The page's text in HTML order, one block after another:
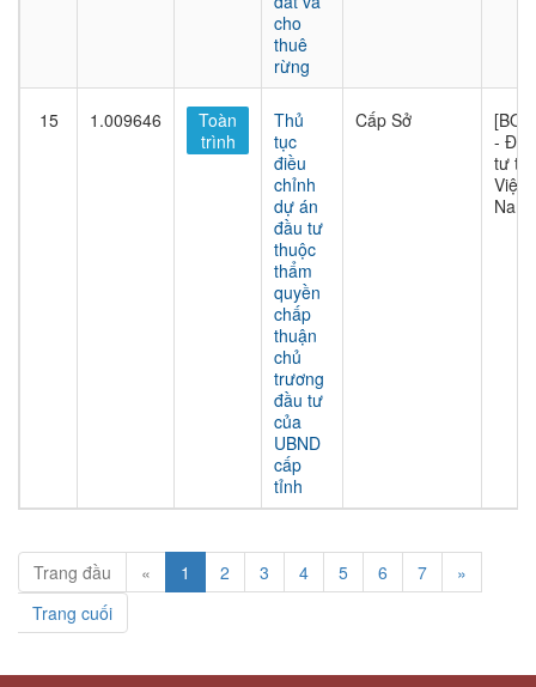
cho
thuê
rừng
15 1.009646
Toàn
trình
Thủ
tục
điều
chỉnh
dự án
đầu tư
thuộc
thẩm
quyền
chấp
thuận
chủ
trương
đầu tư
của
UBND
cấp
tỉnh
Cấp Sở
[BQL]
- Đầu
tư tại
Việt
Nam
Trang đầu « 1 2 3 4 5 6 7
»
Trang cuối